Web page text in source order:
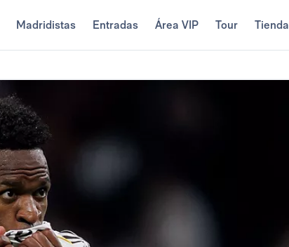
Madridistas Entradas Área VIP Tour Tienda